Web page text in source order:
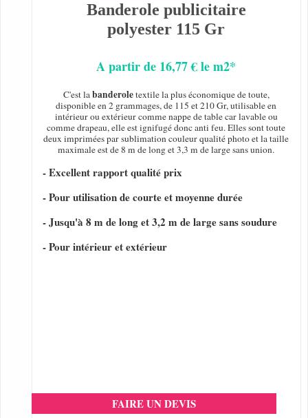
Banderole publicitaire
polyester 115 Gr
A partir de 16,77 € le m2*
C'est labanderoletextile la plus économique de toute,
disponible en 2 grammages, de 115 et 210 Gr, utilisable en
intérieur ou extérieur comme nappe de table car lavable ou
comme drapeau, elle est ignifugé donc anti feu. Elles sont toute
deux imprimées par sublimation couleur qualité photo et la taille
maximale est de 8 m de long et 3,3 m de large sans union.
- Excellent rapport qualité prix
- Pour utilisation de courte et moyenne durée
- Jusqu'à 8 m de long et 3,2 m de large sans soudure
- Pour intérieur et extérieur
FAIRE UN DEVIS